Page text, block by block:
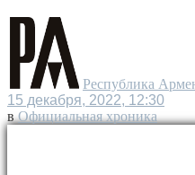
Республика
15 декабря, 2022, 12:30
в Официальная хроника